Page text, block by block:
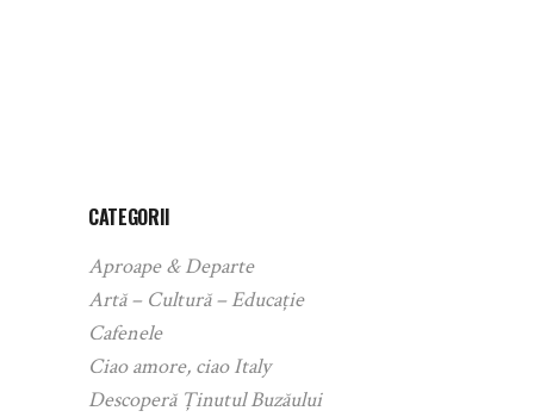
CATEGORII
Aproape & Departe
Artă – Cultură – Educație
Cafenele
Ciao amore, ciao Italy
Descoperă Ținutul Buzăului